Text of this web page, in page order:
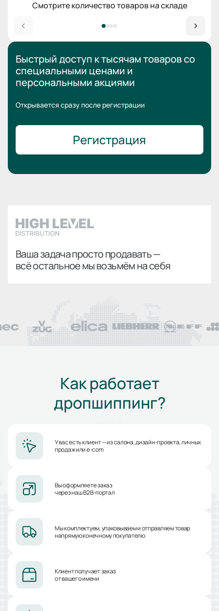
Смотрите количество товаров на складе
Быстрый доступ к тысячам товаровсо
специальными ценами и
персональными акциями
Открывается сразу после регистрации
Регистрация
Ваша задача просто продавать —
всё остальное мы возьмём на себя
Как работает
дропшиппинг?
У вас есть клиент — из салона, дизайн-проекта, личных
продаж или e-com
Вы оформляете заказ
через наш B2B-портал
Мы комплектуем, упаковываем и отправляем товар
напрямую конечному покупателю
Клиент получает заказ
от вашего имени